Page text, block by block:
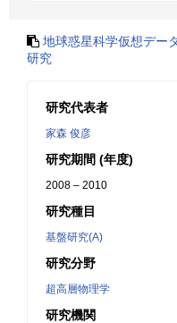
地球惑星科学仮想デー
研究
研究代表者
家森 俊彦
研究期間 (年度)
2008 – 2010
研究種目
基盤研究(A)
研究分野
超高層物理学
研究機関